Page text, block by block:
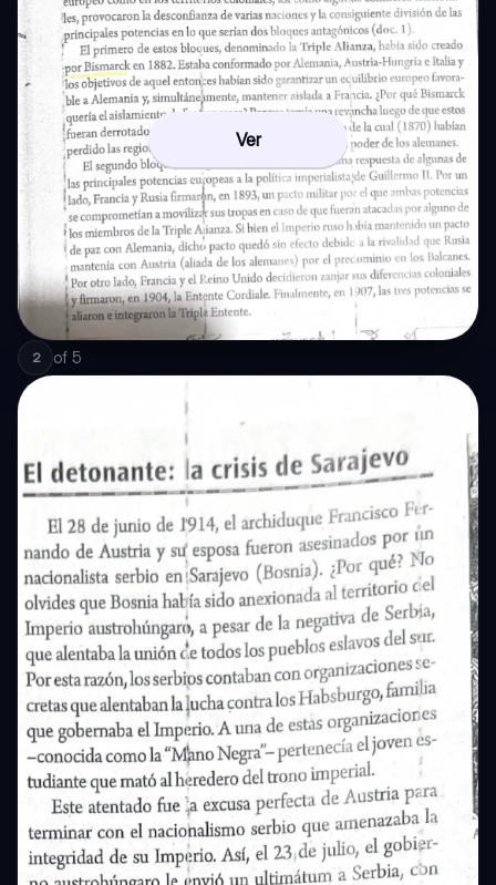
Ver
2 of 5